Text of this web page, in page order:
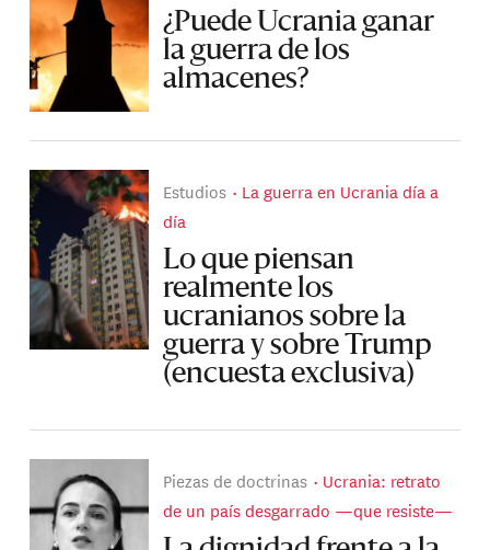
¿Puede Ucrania ganar
la guerra de los
almacenes?
Estudios
La guerra en Ucrania día a
día
Lo que piensan
realmente los
ucranianos sobre la
guerra y sobre Trump
(encuesta exclusiva)
Piezas de doctrinas
Ucrania: retrato
de un país desgarrado —que resiste—